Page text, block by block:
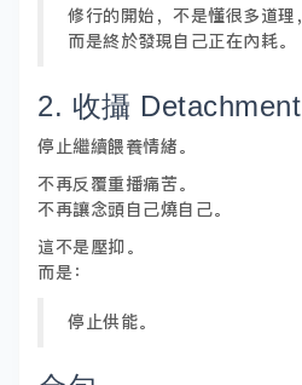
修行的開始，不是懂很多道理，
而是終於發現自己正在內耗。
2. 收攝 Detachment
停止繼續餵養情緒。
不再反覆重播痛苦。
不再讓念頭自己燒自己。
這不是壓抑。
而是：
停止供能。